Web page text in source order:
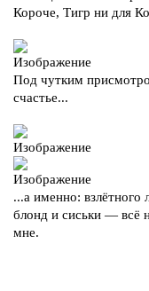
Короче, Тигр ни для
Под чутким
счастье...
...а именно: взлётного
блонд и сиськи — всё
мне.